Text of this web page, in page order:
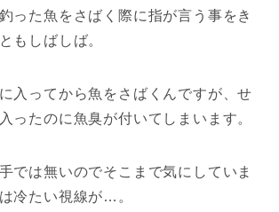
った魚をさばく際に指が言う事をき
もしばしば。
入ってから魚をさばくんですが、せ
ったのに魚臭が付いてしまいます。
では無いのでそこまで気にしていま
冷たい視線が…。